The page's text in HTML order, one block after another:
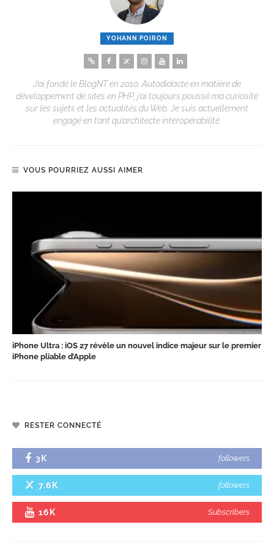
YOHANN POIRON
J’ai fondé le BlogNT en 2010. Autodidacte en matière de
développement de sites en PHP, j’ai toujours poussé ma curiosité
sur les sujets et les actualités du Web. Je suis actuellement
engagé en tant qu’architecte interopérabilité.
VOUS POURRIEZ AUSSI AIMER
iPhone Ultra : iOS 27 révèle un nouvel indice majeur sur le premier
iPhone pliable d’Apple
RESTER CONNECTÉ
3K followers
7.6K followers
16K Subscribers